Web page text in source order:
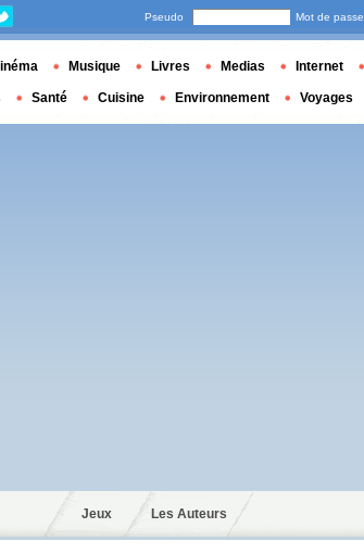
Jeux Les Auteurs
Pseudo Mot de passe
Musique Livres Medias Internet
Santé Cuisine Environnement Voyages